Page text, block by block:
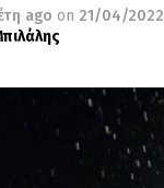
ago on 21/04/2022